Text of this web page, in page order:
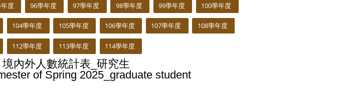
度 96學年度 97學年度 98學年度 99學年度 100學年度
104學年度 105學年度 106學年度 107學年度 108學年度
112學年度 113學年度 114學年度
內外人數統計表_研究生
of Spring 2025_graduate student